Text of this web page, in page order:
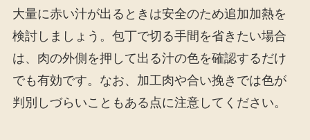
大量に赤い汁が出るときは安全のため追加加熱を
検討しましょう。包丁で切る手間を省きたい場合
は、肉の外側を押して出る汁の色を確認するだけ
でも有効です。なお、加工肉や合い挽きでは色が
判別しづらいこともある点に注意してください。